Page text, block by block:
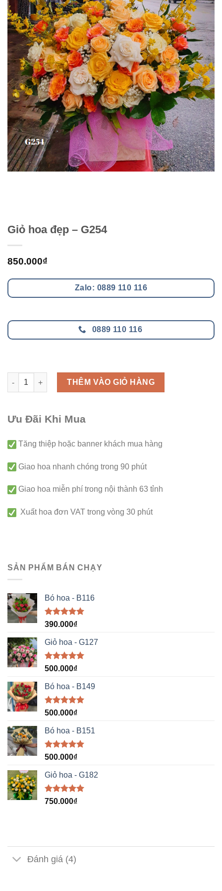
Giỏ hoa đẹp – G254
850.000₫
Zalo: 0889 110 116
0889 110 116
Giỏ hoa đẹp - G254 số lượng
THÊM VÀO GIỎ HÀNG
Ưu Đãi Khi Mua
Tăng thiệp hoặc banner khách mua hàng
Giao hoa nhanh chóng trong 90 phút
Giao hoa miễn phí trong nội thành 63 tỉnh
Xuất hoa đơn VAT trong vòng 30 phút
SẢN PHẨM BÁN CHẠY
Bó hoa - B116
Được xếp
5 sao
390.000₫
Giỏ hoa - G127
Được xếp
5 sao
500.000₫
Bó hoa - B149
Được xếp
5 sao
500.000₫
Bó hoa - B151
Được xếp
5 sao
500.000₫
Giỏ hoa - G182
Được xếp
750.000₫
Đánh giá (4)